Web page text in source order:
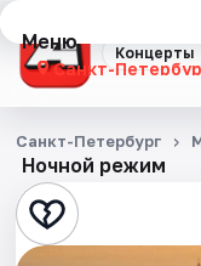
Концерты
Меню
Санкт-
Концерты
Театр
Стендап
Ночной режим
Санкт-Петербург